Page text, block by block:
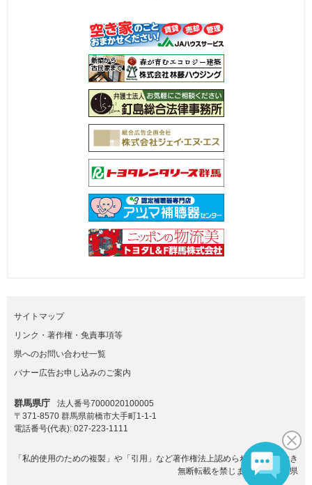
サイトマップ
リンク・著作権・免責事項等
県へのお問い合わせ一覧
バナー広告お申し込みのご案内
群馬県庁
法人番号7000020100005
〒371-8570 群馬県前橋市大手町1-1-1
電話番号(代表): 027-223-1111
「私的使用のための複製」や「引用」など著作権法上認められた場合を除き
無断転載を禁じます。(C)群馬県